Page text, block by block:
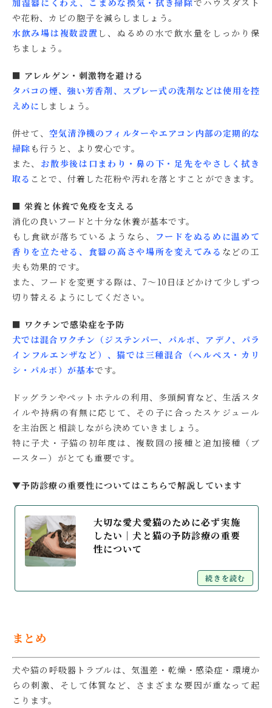
加湿器にくわえ、こまめな換気・拭き掃除でハウスダスト
や花粉、カビの胞子を減らしましょう。
水飲み場は複数設置 し、ぬるめの水で飲水量をしっかり保
ちましょう。
■ アレルゲン・刺激物を避ける
タバコの煙、強い芳香剤、スプレー式の洗剤などは使用を控
えめに しましょう。
併せて、 空気清浄機のフィルターやエアコン内部の定期的な
掃除 も行うと、より安心です。
また、 お散歩後は口まわり・鼻の下・足先をやさしく拭き
取る ことで、付着した花粉や汚れを落とすことができます。
■ 栄養と休養で免疫を支える
消化の良いフードと十分な休養が基本です。
もし食欲が落ちているようなら、
フードをぬるめに温めて
香りを立たせる、食器の高さや場所を変えてみる などの工
夫も効果的です。
また、フードを変更する際は、7〜10日ほどかけて少しずつ
切り替えるようにしてください。
■ ワクチンで感染症を予防
犬では混合ワクチン（ジステンパー、パルボ、アデノ、パラ
インフルエンザなど）、猫では三種混合（ヘルペス・カリ
シ・パルボ）が基本です。
ドッグランやペットホテルの利用、多頭飼育など、生活スタ
イルや持病の有無に応じて、その子に合ったスケジュール
を主治医と相談しながら決めていきましょう。
特に子犬・子猫の初年度は、複数回の接種と追加接種（ブ
ースター）がとても重要です。
▼予防診療の重要性についてはこちらで解説しています
大切な愛犬愛猫のために必ず実施
したい│犬と猫の予防診療の重要
性について
続きを読む
まとめ
犬や猫の呼吸器トラブルは、気温差・乾燥・感染症・環境か
らの刺激、そして体質など、さまざまな要因が重なって起
こります。